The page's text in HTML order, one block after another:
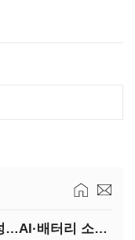
본업 살아난 코오롱인더·HS효성…AI·배터리 소재로 보폭 확대